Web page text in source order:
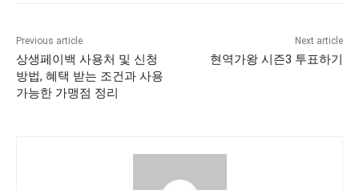
Previous article
상생페이백 사용처 및 신청
방법, 혜택 받는 조건과 사용
가능한 가맹점 정리
Next article
현역가왕 시즌3 투표하기